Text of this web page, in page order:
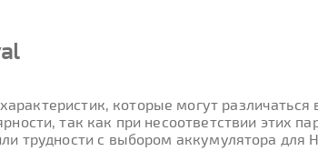
которые могут
так как при несоответствии этих
трудности с выбором аккумулятора для